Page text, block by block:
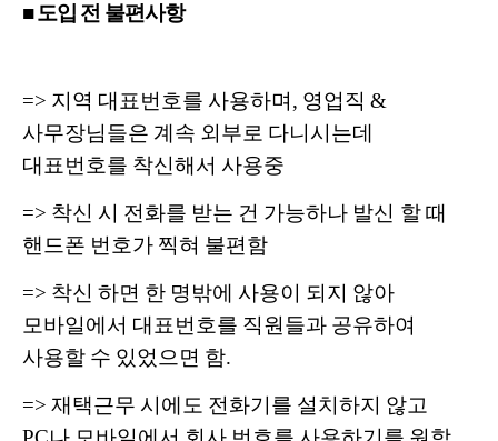
■ 도입 전 불편사항
=> 지역 대표번호를 사용하며, 영업직 &
사무장님들은 계속 외부로 다니시는데
대표번호를 착신해서 사용중
=> 착신 시 전화를 받는 건 가능하나 발신 할 때
핸드폰 번호가 찍혀 불편함
=> 착신 하면 한 명밖에 사용이 되지 않아
모바일에서 대표번호를 직원들과 공유하여
사용할 수 있었으면 함.
=> 재택근무 시에도 전화기를 설치하지 않고